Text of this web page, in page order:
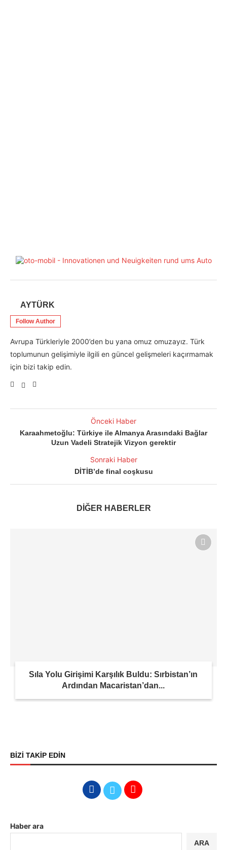
AYTÜRK
Follow Author
Avrupa Türkleriyle 2000’den bu yana omuz omuzayız. Türk
toplumunun gelişimiyle ilgili en güncel gelişmeleri kaçırmamak
için bizi takip edin.
Önceki Haber
Karaahmetoğlu: Türkiye ile Almanya Arasındaki Bağlar
Uzun Vadeli Stratejik Vizyon gerektir
Sonraki Haber
DİTİB’de final coşkusu
DİĞER HABERLER
Sıla Yolu Girişimi Karşılık Buldu: Sırbistan’ın
Ardından Macaristan’dan...
BİZİ TAKİP EDİN
Haber ara
ARA